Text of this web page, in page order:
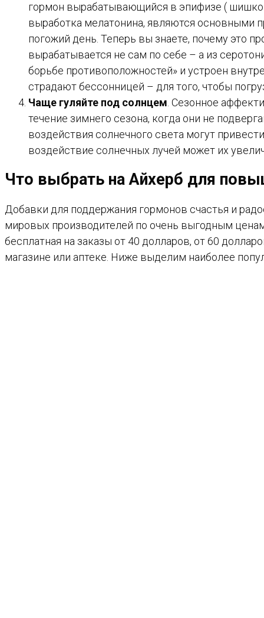
гормон вырабатывающийся в эпифизе (
выработка мелатонина, являются основными
погожий день. Теперь вы знаете, почему это
вырабатывается не сам по себе – а из
борьбе противоположностей» и устроен
страдают бессонницей – для того, чтобы
Чаще гуляйте под солнцем . Сезонное
течение зимнего сезона, когда они не
воздействия солнечного света могут
воздействие солнечных лучей может их
Что выбрать на Айхерб для
Добавки для поддержания гормонов счастья и
мировых производителей по очень выгодным
бесплатная на заказы от 40 долларов, от 60
магазине или аптеке. Ниже выделим наиболее